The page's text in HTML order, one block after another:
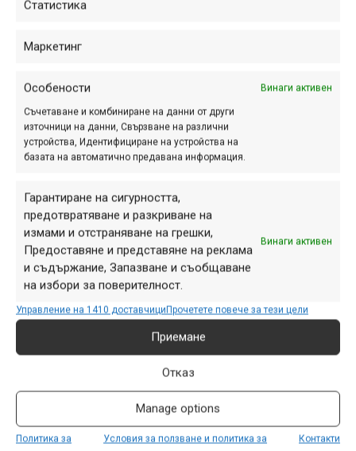
Статистика
Маркетинг
Особености Винаги активен
Съчетаване и комбиниране на данни от други
източници на данни, Свързване на различни
устройства, Идентифициране на устройства на
базата на автоматично предавана информация.
Гарантиране на сигурността,
предотвратяване и разкриване на
измами и отстраняване на грешки,
Предоставяне и представяне на реклама
и съдържание, Запазване и съобщаване
на избори за поверителност.
Винаги активен
Управление на 1410 доставчициПрочетете повече за тези цели
Приемане
Отказ
Manage options
Политика за
Условия за ползване и политика за
Контакти